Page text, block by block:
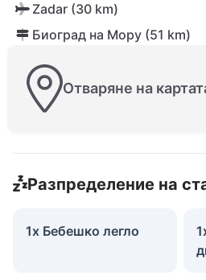
Zadar (30 km)
Биоград на Мору (51 km)
Отваряне на
Разпределение на
1x Бебешко легло